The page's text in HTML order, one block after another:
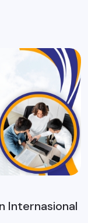
Internasional